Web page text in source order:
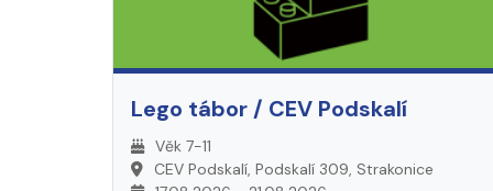
Lego tábor / CEV Podskalí
Věk 7-11
CEV Podskalí, Podskalí 309, Strakonice